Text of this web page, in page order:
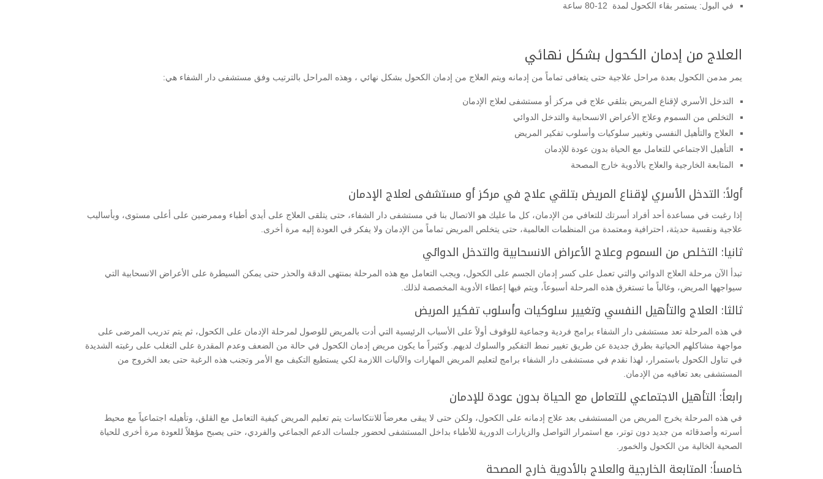
في البول: يستمر بقاء الكحول لمدة 12-80 ساعة
العلاج من إدمان الكحول بشكل نهائي
يمر مدمن الكحول بعدة مراحل علاجية حتى يتعافى تماماً من إدمانه ويتم العلاج من إدمان الكحول بشكل نهائي ، وهذه المراحل بالترتيب وفق مستشفى دار الشفاء هي:
التدخل الأسري لإقناع المريض بتلقي علاج في مركز أو مستشفى لعلاج الإدمان
التخلص من السموم وعلاج الأعراض الانسحابية والتدخل الدوائي
العلاج والتأهيل النفسي وتغيير سلوكيات وأسلوب تفكير المريض
التأهيل الاجتماعي للتعامل مع الحياة بدون عودة للإدمان
المتابعة الخارجية والعلاج بالأدوية خارج المصحة
أولاً: التدخل الأسري لإقناع المريض بتلقي علاج في مركز أو مستشفى لعلاج الإدمان
إذا رغبت في مساعدة أحد أفراد أسرتك للتعافي من الإدمان، كل ما عليك هو الاتصال بنا في مستشفى دار الشفاء، حتى يتلقى العلاج على أيدي أطباء وممرضين على أعلى مستوى، وبأساليب
علاجية ونقسية حديثة، احترافية ومعتمدة من المنظمات العالمية، حتى يتخلص المريض تماماً من الإدمان ولا يفكر في العودة إليه مرة أخرى.
ثانيا: التخلص من السموم وعلاج الأعراض الانسحابية والتدخل الدوائي
تبدأ الآن مرحلة العلاج الدوائي والتي تعمل على كسر إدمان الجسم على الكحول، ويجب التعامل مع هذه المرحلة بمنتهى الدقة والحذر حتى يمكن السيطرة على الأعراض الانسحابية التي
سيواجهها المريض، وغالباً ما تستغرق هذه المرحلة أسبوعاً، ويتم فيها إعطاء الأدوية المخصصة لذلك.
ثالثا: العلاج والتأهيل النفسي وتغيير سلوكيات وأسلوب تفكير المريض
في هذه المرحلة تعد مستشفى دار الشفاء برامج فردية وجماعية للوقوف أولاً على الأسباب الرئيسية التي أدت بالمريض للوصول لمرحلة الإدمان على الكحول، ثم يتم تدريب المرضى على
مواجهة مشاكلهم الحياتية بطرق جديدة عن طريق تغيير نمط التفكير والسلوك لديهم. وكثيراً ما يكون مريض إدمان الكحول في حالة من الضعف وعدم المقدرة على التغلب على رغبته الشديدة
في تناول الكحول باستمرار، لهذا نقدم في مستشفى دار الشفاء برامج لتعليم المريض المهارات والآليات اللازمة لكي يستطيع التكيف مع الأمر وتجنب هذه الرغبة حتى بعد الخروج من
المستشفى بعد تعافيه من الإدمان.
رابعاً: التأهيل الاجتماعي للتعامل مع الحياة بدون عودة للإدمان
في هذه المرحلة يخرج المريض من المستشفى بعد علاج إدمانه على الكحول، ولكن حتى لا يبقى معرضاً للانتكاسات يتم تعليم المريض كيفية التعامل مع القلق، وتأهيله اجتماعياً مع محيط
أسرته وأصدقائه من جديد دون توتر، مع استمرار التواصل والزيارات الدورية للأطباء بداخل المستشفى لحضور جلسات الدعم الجماعي والفردي، حتى يصبح مؤهلاً للعودة مرة أخرى للحياة
الصحية الخالية من الكحول والخمور.
خامساً: المتابعة الخارجية والعلاج بالأدوية خارج المصحة